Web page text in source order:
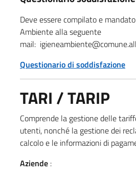
Deve essere compilato e
Ambiente alla seguente
mail:
Questionario di soddisfazione
TARI / TARIP
Comprende la gestione delle
utenti, nonché la gestione dei
calcolo e le informazioni di
Aziende :